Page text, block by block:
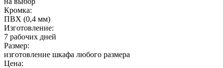
Кромка:
ПВХ (0,4 мм)
Изготовление:
7 рабочих дней
Размер:
изготовление шкафа любого размера
Цена: